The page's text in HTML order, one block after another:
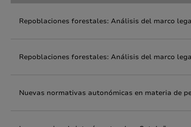
Repoblaciones forestales: Análisis del marco
Repoblaciones forestales: Análisis del marco
Nuevas normativas autonómicas en materia de